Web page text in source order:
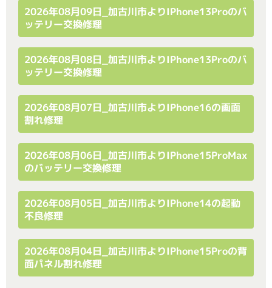
2026年08月09日_加古川市よりiPhone13Proのバ
ッテリー交換修理
2026年08月08日_加古川市よりiPhone13Proのバ
ッテリー交換修理
2026年08月07日_加古川市よりiPhone16の画面
割れ修理
2026年08月06日_加古川市よりiPhone15ProMax
のバッテリー交換修理
2026年08月05日_加古川市よりiPhone14の起動
不良修理
2026年08月04日_加古川市よりiPhone15Proの背
面パネル割れ修理